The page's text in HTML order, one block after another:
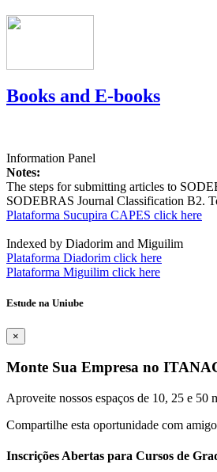
Books and E-books
Information Panel
Notes:
The steps for submitting articles to
SODEBRAS Journal Classification B2.
Plataforma Sucupira CAPES click here
Indexed by Diadorim and Miguilim
Plataforma Diadorim click here
Plataforma Miguilim click here
Estude na Uniube
×
Monte Sua Empresa no
Aproveite nossos espaços de 10, 25 e 50
Compartilhe esta oportunidade com
Inscrições Abertas para Cursos de